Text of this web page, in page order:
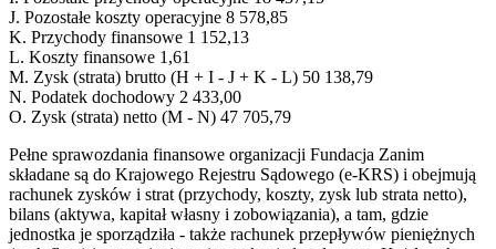
J. Pozostałe koszty operacyjne 8 578,85
K. Przychody finansowe 1 152,13
L. Koszty finansowe 1,61
M. Zysk (strata) brutto (H + I - J + K - L) 50 138,79
N. Podatek dochodowy 2 433,00
O. Zysk (strata) netto (M - N) 47 705,79
Pełne sprawozdania finansowe organizacji Fundacja Zanim
składane są do Krajowego Rejestru Sądowego (e-KRS) i obejmują
rachunek zysków i strat (przychody, koszty, zysk lub strata netto),
bilans (aktywa, kapitał własny i zobowiązania), a tam, gdzie
jednostka je sporządziła - także rachunek przepływów pieniężnych